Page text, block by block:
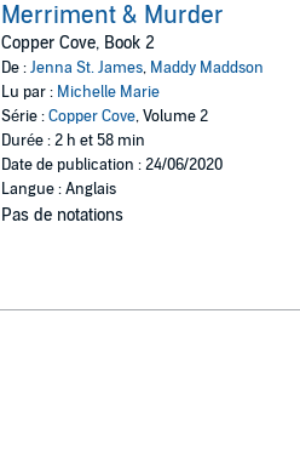
Merriment & Murder
Copper Cove, Book 2
De :Jenna St. James, Maddy Maddson
Lu par : Michelle Marie
Série :Copper Cove, Volume 2
Durée : 2 h et 58 min
Date de publication : 24/06/2020
Langue : Anglais
Pas de notations